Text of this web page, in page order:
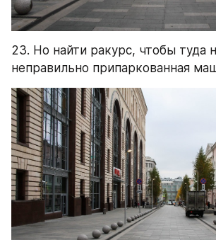
23. Но найти ракурс, чтобы туда
неправильно припаркованная